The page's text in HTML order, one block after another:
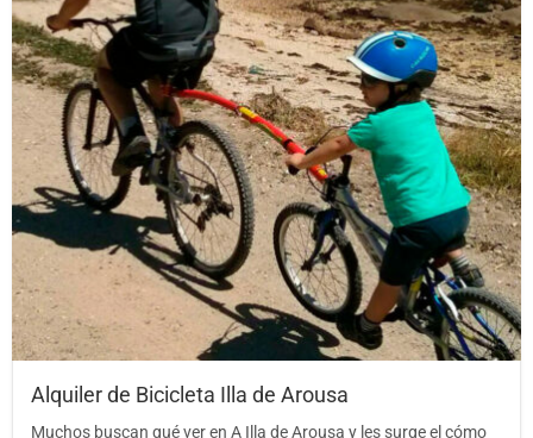
Alquiler de Bicicleta Illa de Arousa
Muchos buscan qué ver en A Illa de Arousa y les surge el cómo